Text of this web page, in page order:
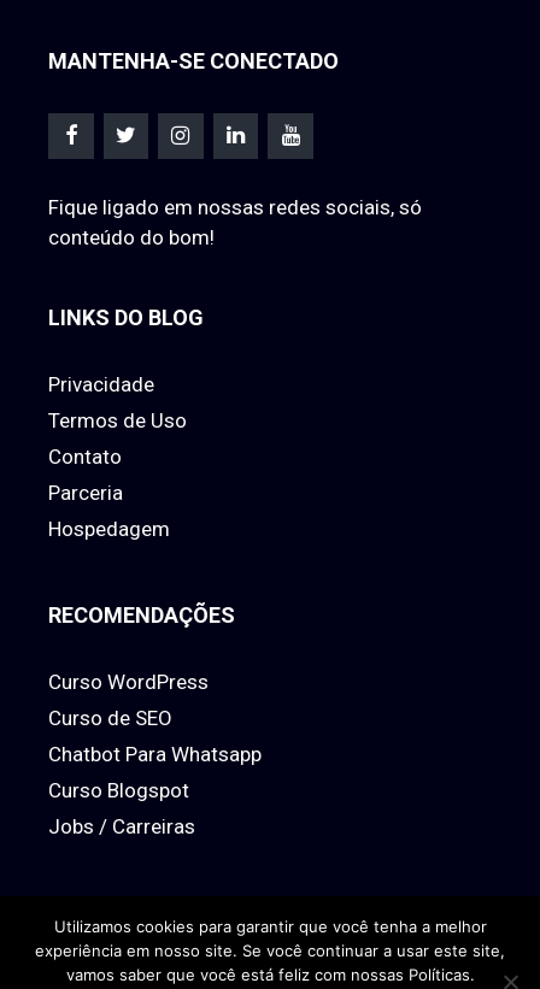
MANTENHA-SE CONECTADO
Fique ligado em nossas redes sociais, só
conteúdo do bom!
LINKS DO BLOG
Privacidade
Termos de Uso
Contato
Parceria
Hospedagem
RECOMENDAÇÕES
Curso WordPress
Curso de SEO
Chatbot Para Whatsapp
Curso Blogspot
Jobs / Carreiras
© 2026 www.econhecimento.comTodos os direitos Reservados
Utilizamos cookies para garantir que você tenha a melhor
experiência em nosso site. Se você continuar a usar este site,
vamos saber que você está feliz com nossas Políticas.